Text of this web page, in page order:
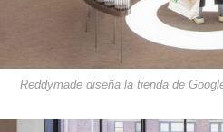
Reddymade diseña la tienda de